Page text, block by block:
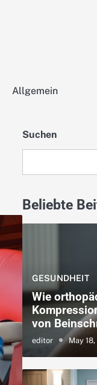
Allgemein
Suchen
Beliebte
GESUNDHEIT
Wie
von
editor May